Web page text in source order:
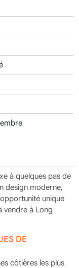
à quelques pas de
design moderne,
unique
vendre à Long
DE
côtières les plus